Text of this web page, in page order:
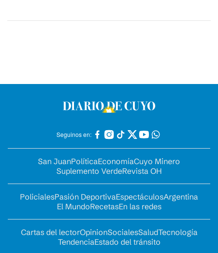
Seguinos en:
San JuanPolíticaEconomíaCuyo Minero
Suplemento VerdeRevista OH
PolicialesPasión DeportivaEspectáculosArgentina
El MundoRecetasEn las redes
Cartas del lectorOpinionSocialesSaludTecnología
TendenciaEstado del tránsito